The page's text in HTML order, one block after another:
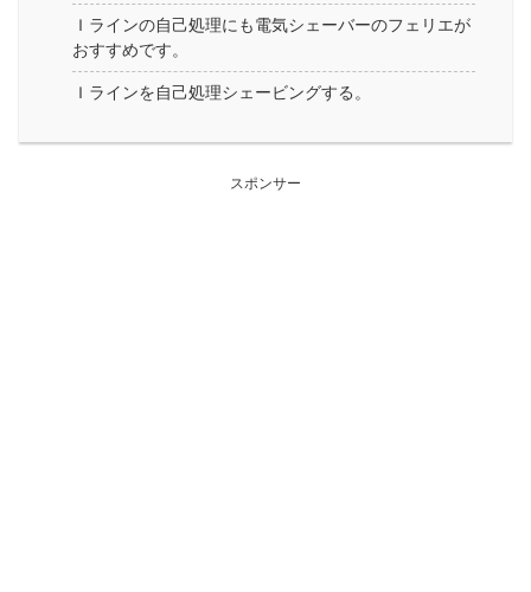
Ｉラインの自己処理にも電気シェーバーのフェリエが
おすすめです。
Ｉラインを自己処理シェービングする。
スポンサー